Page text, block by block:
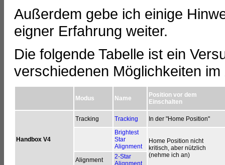
Außerdem gebe ich einige
eigner Erfahrung weiter.
Die folgende Tabelle ist ein
verschiedenen Möglichkeiten im
Modus Name
Position vor dem
Einschalten
Handbox V4
Tracking Tracking
In der "Home Position"
Brightest
Star
Alignment
Home Position nicht
kritisch, aber nützlich
(nehme ich an)
Alignment
2-Star